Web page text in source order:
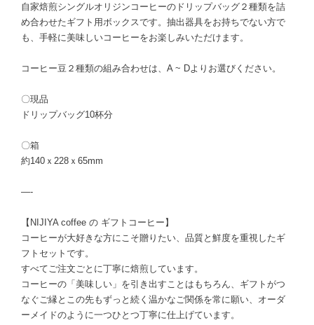
自家焙煎シングルオリジンコーヒーのドリップバッグ２種類を詰
め合わせたギフト用ボックスです。抽出器具をお持ちでない方で
も、手軽に美味しいコーヒーをお楽しみいただけます。
コーヒー豆２種類の組み合わせは、A ~ Dよりお選びください。
〇現品
ドリップバッグ10杯分
〇箱
約140ｘ228ｘ65mm
—-
【NIJIYA coffee の ギフトコーヒー】
コーヒーが大好きな方にこそ贈りたい、品質と鮮度を重視したギ
フトセットです。
すべてご注文ごとに丁寧に焙煎しています。
コーヒーの「美味しい」を引き出すことはもちろん、ギフトがつ
なぐご縁とこの先もずっと続く温かなご関係を常に願い、オーダ
ーメイドのように一つひとつ丁寧に仕上げています。